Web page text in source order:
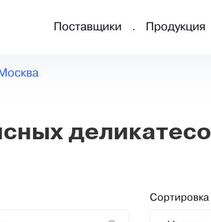
Поставщики Продукция
Москва
Сортировка